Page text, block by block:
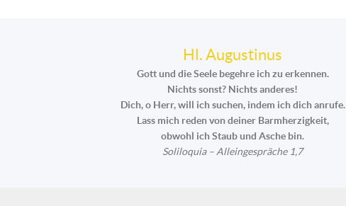
Hl. Augustinus
Gott und die Seele begehre ich zu erkennen.
Nichts sonst? Nichts anderes!
Dich, o Herr, will ich suchen, indem ich dich anrufe.
Lass mich reden von deiner Barmherzigkeit,
obwohl ich Staub und Asche bin.
Soliloquia – Alleingespräche 1,7